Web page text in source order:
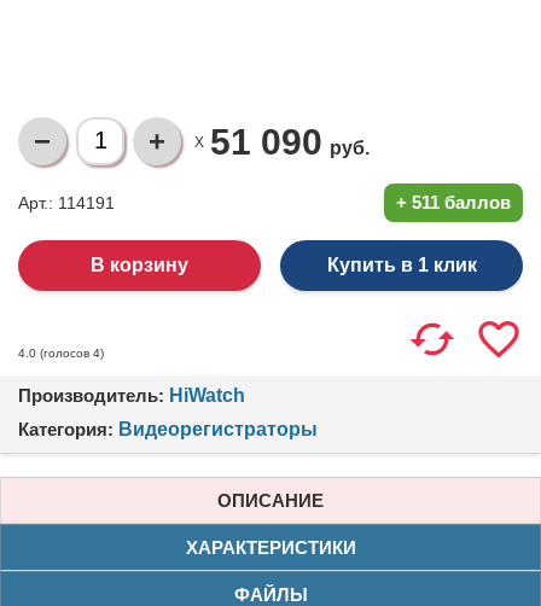
X 51 090 руб.
Арт.: 114191 + 511 баллов
Купить в 1 клик
4.0 (голосов 4)
Производитель: HiWatch
Категория: Видеорегистраторы
ОПИСАНИЕ
ХАРАКТЕРИСТИКИ
ФАЙЛЫ